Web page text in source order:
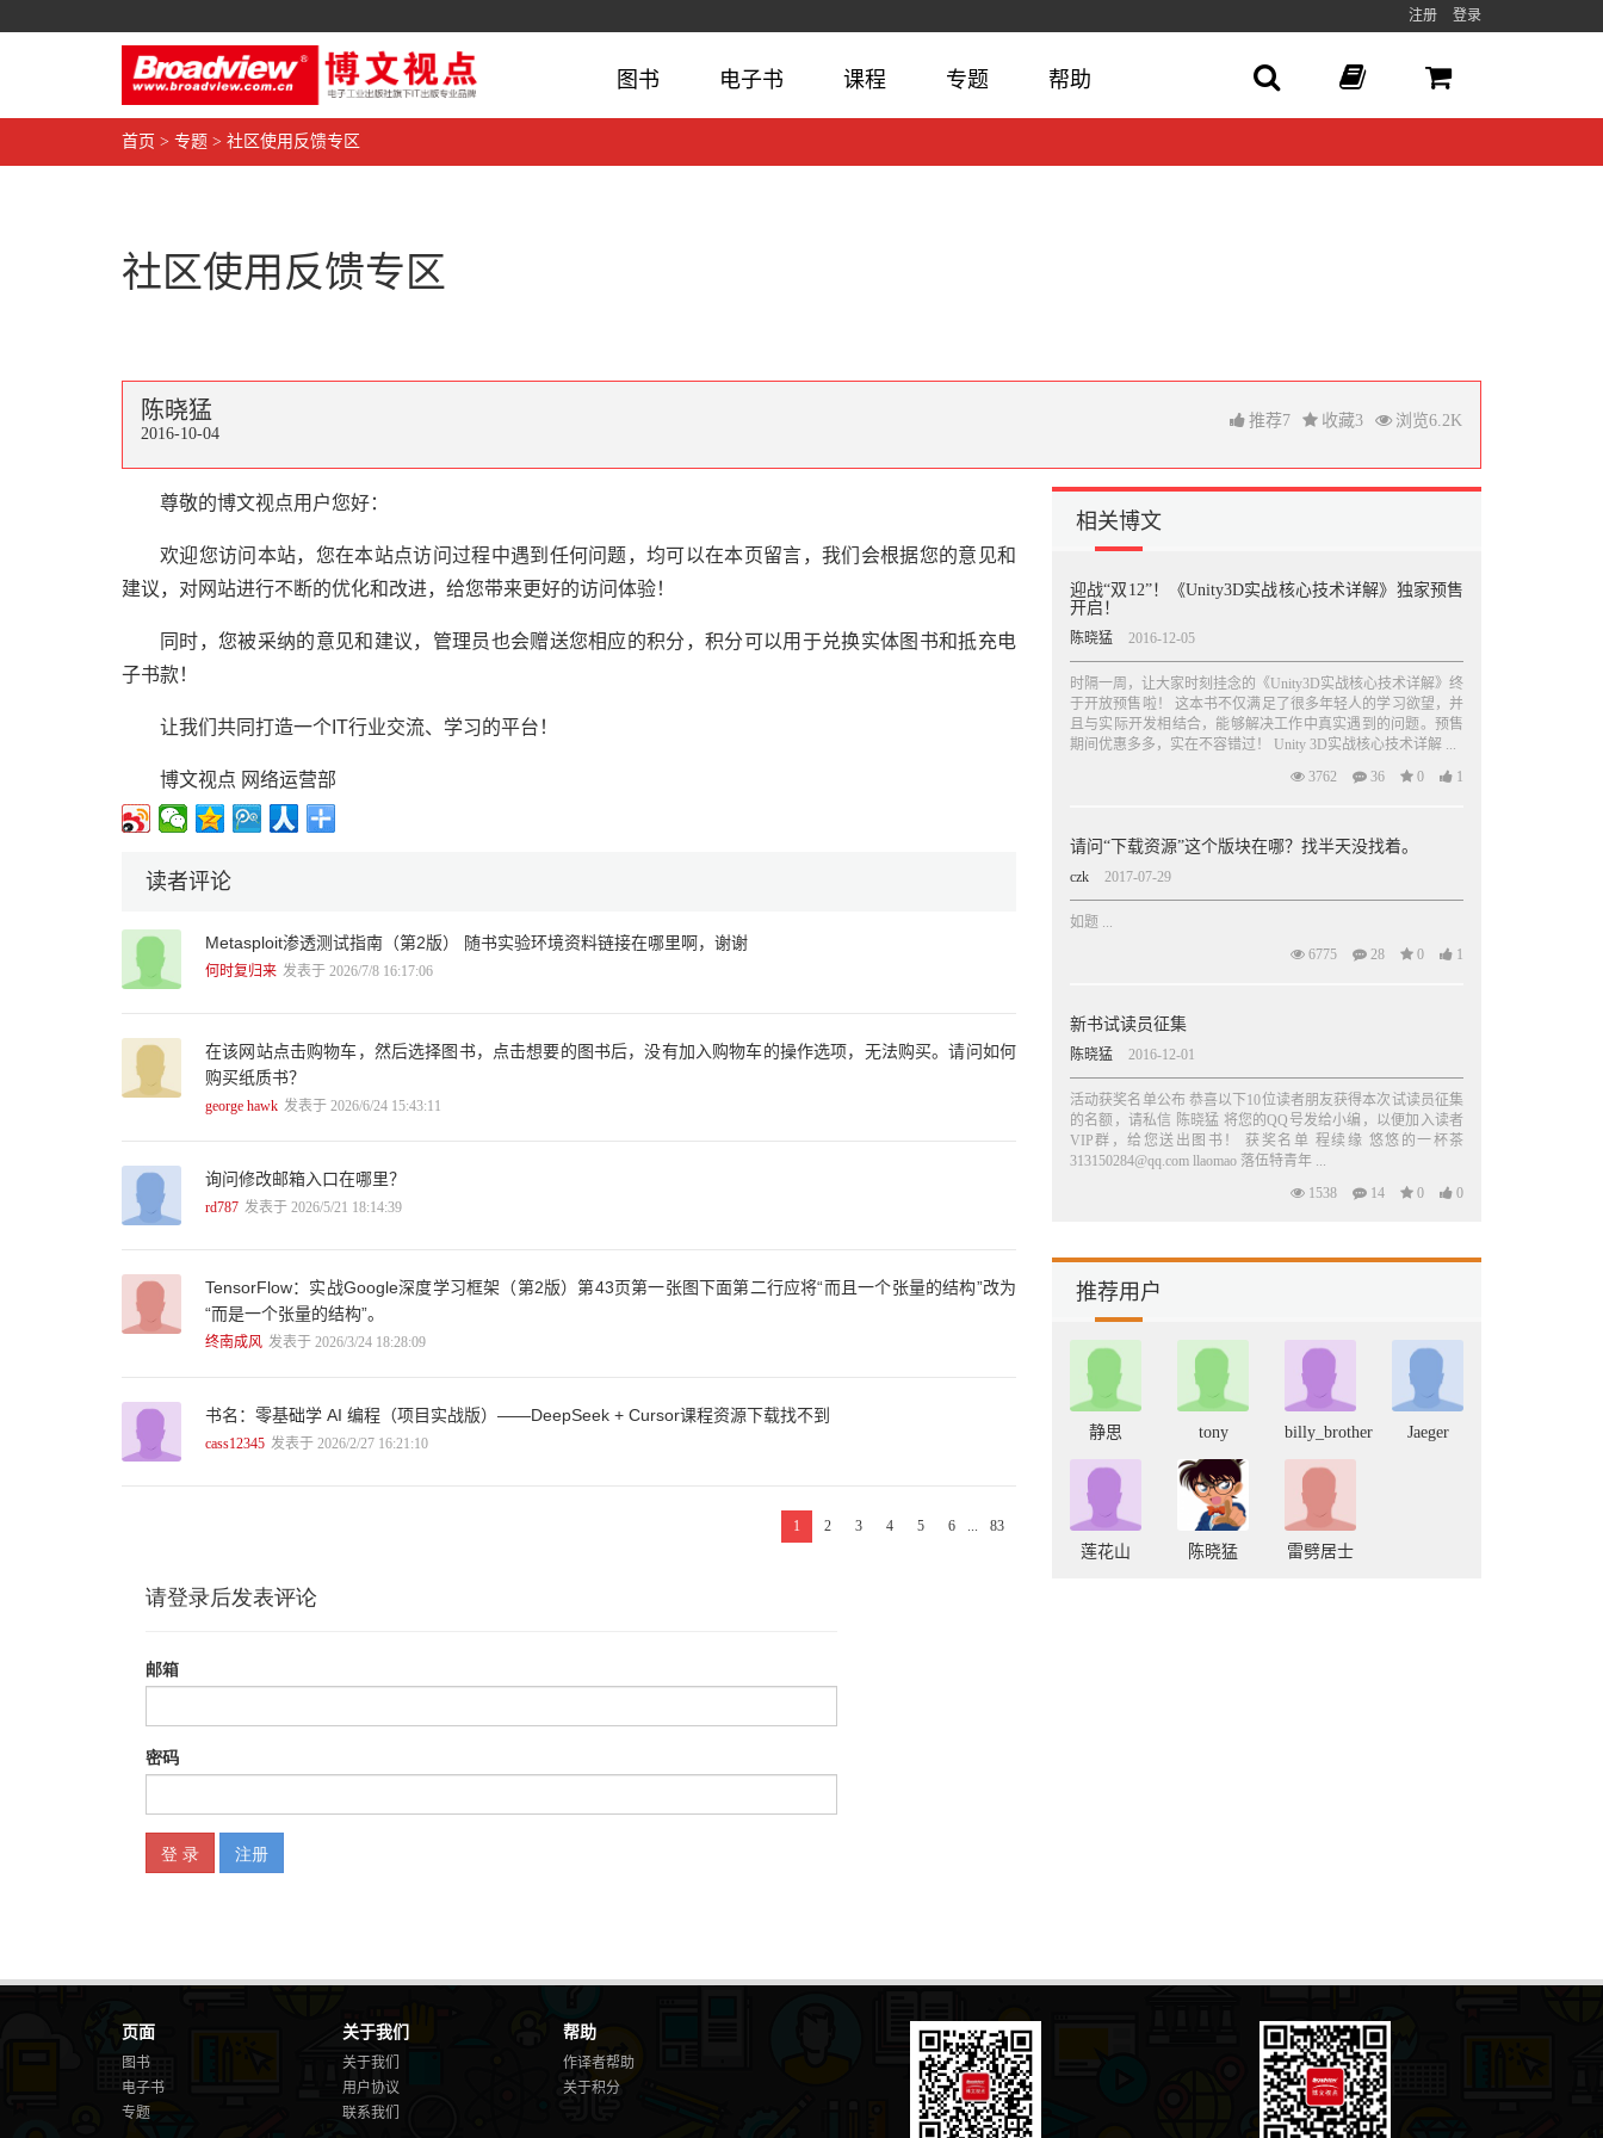
注册 登录
图书 电子书 课程 专题 帮助
首页 > 专题 > 社区使用反馈专区
社区使用反馈专区
陈晓猛
2016-10-04
推荐7 收藏3 浏览6.2K
尊敬的博文视点用户您好：
欢迎您访问本站，您在本站点访问过程中遇到任何问题，均可以在本页留言，我们会根据您的意见和
建议，对网站进行不断的优化和改进，给您带来更好的访问体验！
同时，您被采纳的意见和建议，管理员也会赠送您相应的积分，积分可以用于兑换实体图书和抵充电
子书款！
让我们共同打造一个IT行业交流、学习的平台！
博文视点 网络运营部
读者评论
Metasploit渗透测试指南（第2版） 随书实验环境资料链接在哪里啊，谢谢
何时复归来 发表于 2026/7/8 16:17:06
在该网站点击购物车，然后选择图书，点击想要的图书后，没有加入购物车的操作选项，无法购买。请问如何
购买纸质书？
george hawk 发表于 2026/6/24 15:43:11
询问修改邮箱入口在哪里？
rd787 发表于 2026/5/21 18:14:39
TensorFlow：实战Google深度学习框架（第2版）第43页第一张图下面第二行应将“而且一个张量的结构”改为
“而是一个张量的结构”。
终南成风 发表于 2026/3/24 18:28:09
书名：零基础学 AI 编程（项目实战版）——DeepSeek + Cursor课程资源下载找不到
cass12345 发表于 2026/2/27 16:21:10
1 2 3 4 5 6 ... 83
相关博文
迎战“双12”！《Unity3D实战核心技术详解》独家预售
开启！
陈晓猛 2016-12-05
时隔一周，让大家时刻挂念的《Unity3D实战核心技术详解》终
于开放预售啦！ 这本书不仅满足了很多年轻人的学习欲望，并
且与实际开发相结合，能够解决工作中真实遇到的问题。预售
期间优惠多多，实在不容错过！ Unity 3D实战核心技术详解 ...
3762
36 0 1
请问“下载资源”这个版块在哪？找半天没找着。
czk 2017-07-29
如题 ...
6775
28 0 1
新书试读员征集
陈晓猛 2016-12-01
活动获奖名单公布 恭喜以下10位读者朋友获得本次试读员征集
的名额，请私信 陈晓猛 将您的QQ号发给小编，以便加入读者
VIP群，给您送出图书！ 获奖名单 程续缘 悠悠的一杯茶
313150284@qq.com llaomao 落伍特青年 ...
1538
14 0 0
推荐用户
静思 tony billy_brother Jaeger
莲花山 陈晓猛 雷劈居士
页面
图书
电子书
专题
关于我们
关于我们
用户协议
联系我们
帮助
作译者帮助
关于积分